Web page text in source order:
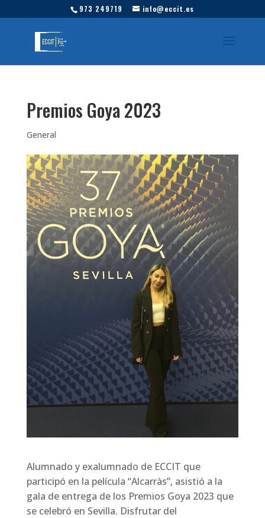
973 249719 info@eccit.es
Premios Goya 2023
General
Alumnado y exalumnado de ECCIT que
participó en la película “Alcarràs”, asistió a la
gala de entrega de los Premios Goya 2023 que
se celebró en Sevilla. Disfrutar del